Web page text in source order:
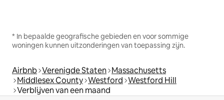
* In bepaalde geografische gebieden en voor sommige
woningen kunnen uitzonderingen van toepassing zijn.
Airbnb Verenigde Staten Massachusetts
Middlesex County Westford Westford Hill
Verblijven van een maand